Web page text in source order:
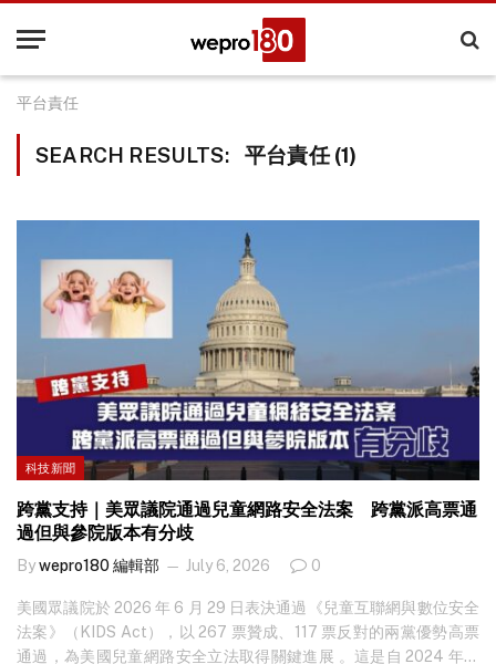
平台責任
SEARCH RESULTS: 平台責任 (1)
科技新聞
跨黨支持｜美眾議院通過兒童網路安全法案 跨黨派高票通
過但與參院版本有分歧
Bywepro180 編輯部 July 6, 2026 0
美國眾議院於 2026 年 6 月 29 日表決通過《兒童互聯網與數位安全
法案》（KIDS Act），以 267 票贊成、117 票反對的兩黨優勢高票
通過，為美國兒童網路安全立法取得關鍵進展 。這是自 2024 年參